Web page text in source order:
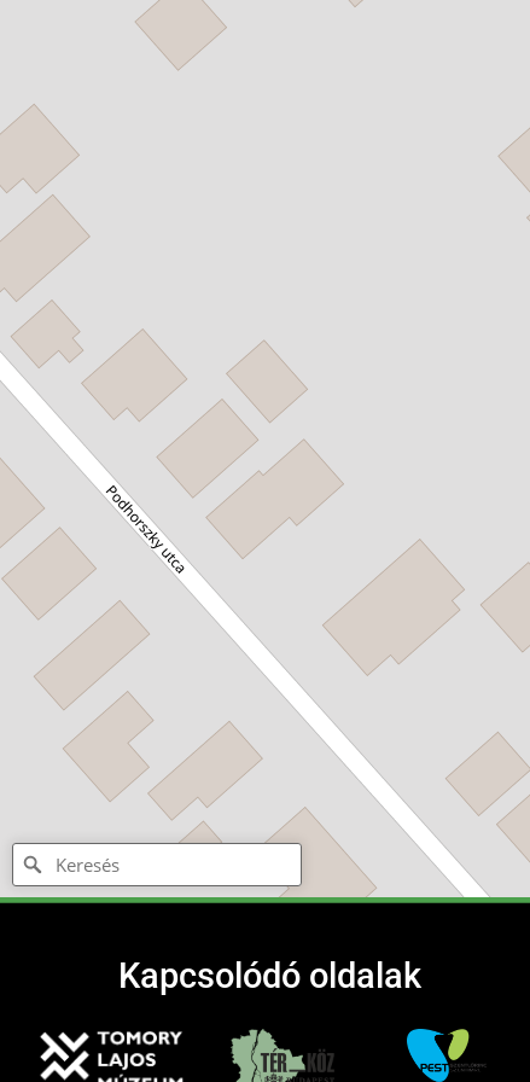
Kapcsolódó oldalak